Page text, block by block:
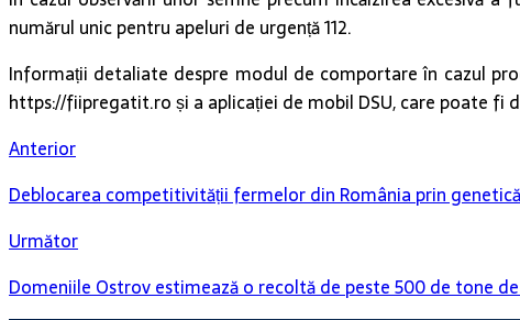
numărul unic pentru apeluri de urgență 112.
Informații detaliate despre modul de comportare în cazul
https://fiipregatit.ro și a aplicației de mobil DSU, care poate fi
Anterior
Deblocarea competitivității fermelor din România prin
Următor
Domeniile Ostrov estimează o recoltă de peste 500 de tone